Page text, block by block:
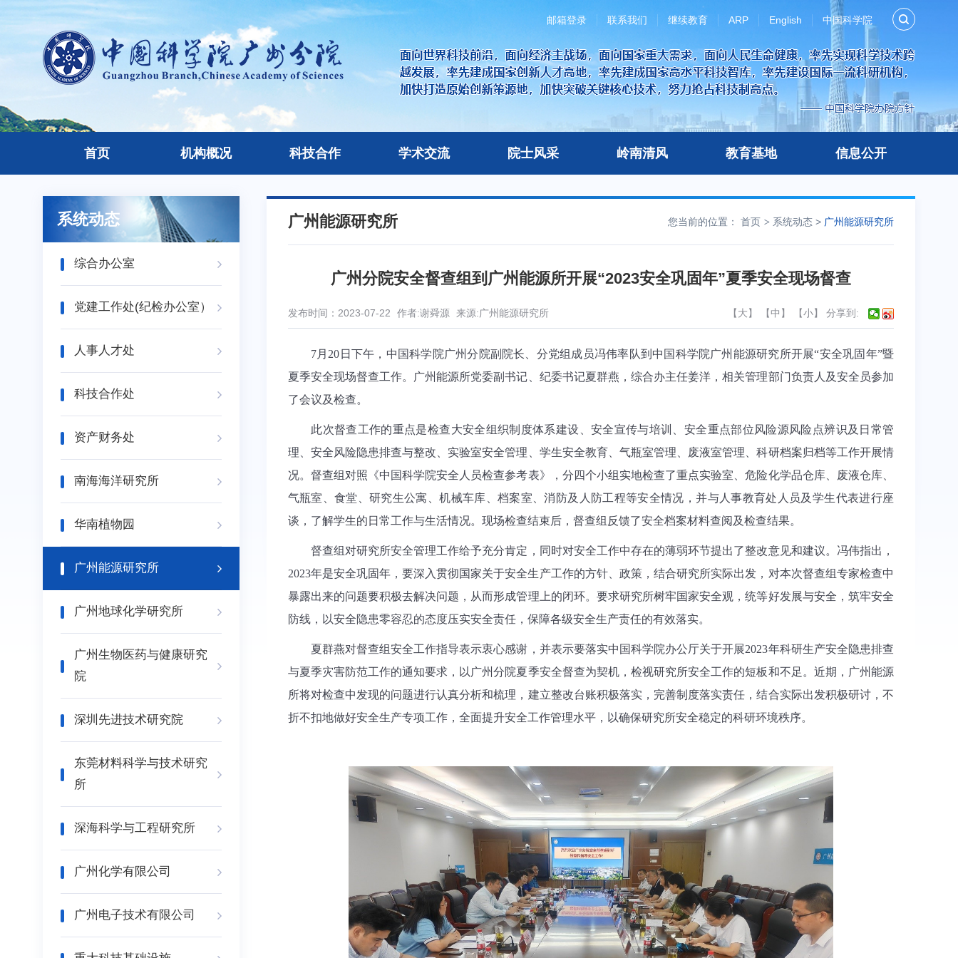
邮箱登录 联系我们 继续教育 ARP English 中国科学院
首页 机构概况 科技合作 学术交流 院士风采 岭南清风 教育基地 信息公开
系统动态
综合办公室
党建工作处(纪检办公室）
人事人才处
科技合作处
资产财务处
南海海洋研究所
华南植物园
广州能源研究所
广州地球化学研究所
广州生物医药与健康研究
院
深圳先进技术研究院
东莞材料科学与技术研究
所
深海科学与工程研究所
广州化学有限公司
广州电子技术有限公司
您当前的位置： 首页 系统动态 > 广州能源研究所
广州能源研究所
广州分院安全督查组到广州能源所开展“2023安全巩固年”夏季安全现场督查
发布时间：2023-07-22 作者:谢舜源 来源:广州能源研究所 【大】 【中 】 【小】 分享到:
7月 20 日下午，中国科学院广州分院副院长、分党组成员冯伟率队到中国科学院广州能源研究所开展“安全巩固年”暨
夏季安全现场督查工作。广州能源所党委副书记、纪委书记夏群燕，综合办主任姜洋，相关管理部门负责人及安全员参加
了会议及检查。
此次督查工作的重点是检查大安全组织制度体系建设、安全宣传与培训、安全重点部位风险源风险点辨识及日常管
理、安全风险隐患排查与整改、实验室安全管理、学生安全教育、气瓶室管理、废液室管理、科研档案归档等工作开展情
况。督查组对照《中国科学院安全人员检查参考表》，分四个小组实地检查了重点实验室、危险化学品仓库、废液仓库、
气瓶室、食堂、研究生公寓、机械车库、档案室、消防及人防工程等安全情况，并与人事教育处人员及学生代表进行座
谈，了解学生的日常工作与生活情况。现场检查结束后，督查组反馈了安全档案材料查阅及检查结果。
督查组对研究所安全管理工作给予充分肯定，同时对安全工作中存在的薄弱环节提出了整改意见和建议。冯伟指出，
2023年是安全巩固年，要深入贯彻国家关于安全生产工作的方针、政策，结合研究所实际出发，对本次督查组专家检查中
暴露出来的问题要积极去解决问题，从而形成管理上的闭环。要求研究所树牢国家安全观，统等好发展与安全，筑牢安全
防线，以安全隐患零容忍的态度压实安全责任，保障各级安全生产责任的有效落实。
夏群燕对督查组安全工作指导表示衷心感谢，并表示要落实中国科学院办公厅关于开展2023年科研生产安全隐患排查
与夏季灾害防范工作的通知要求，以广州分院夏季安全督查为契机，检视研究所安全工作的短板和不足。近期，广州能源
所将对检查中发现的问题进行认真分析和梳理，建立整改台账积极落实，完善制度落实责任，结合实际出发积极研讨，不
折不扣地做好安全生产专项工作，全面提升安全工作管理水平，以确保研究所安全稳定的科研环境秩序。